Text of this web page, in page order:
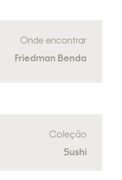
Onde encontrar
Friedman Benda
Coleção
Sushi